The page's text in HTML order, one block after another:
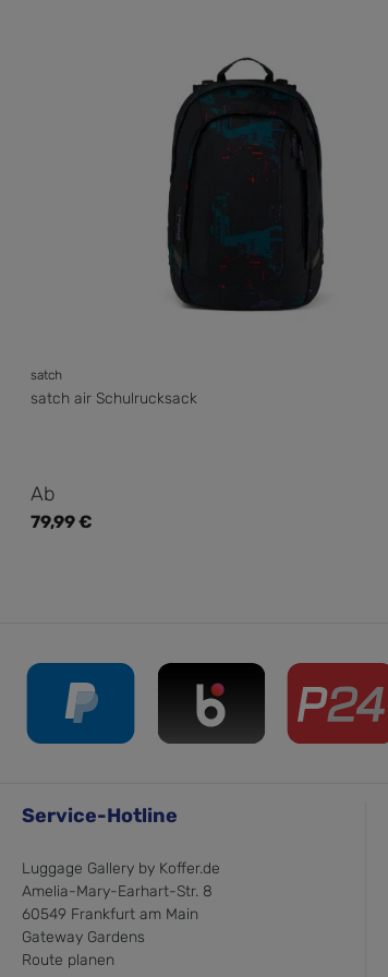
satch
satch air Schulrucksack
Regulärer Preis:
Ab
79,99 €
Service-Hotline
Luggage Gallery by Koffer.de
Amelia-Mary-Earhart-Str. 8
60549 Frankfurt am Main
Gateway Gardens
Route planen